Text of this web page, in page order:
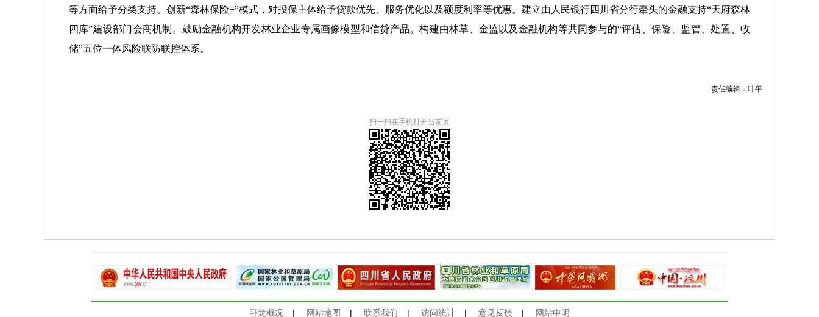
等方面给予分类支持。创新“森林保险+”模式，对投保主体给予贷款优先、服务优化以及额度利率等优惠。建立由人民银行四川省分行牵头的金融支持“天府森林
四库”建设部门会商机制。鼓励金融机构开发林业企业专属画像模型和信贷产品。构建由林草、金监以及金融机构等共同参与的“评估、保险、监管、处置、收
储”五位一体风险联防联控体系。
责任编辑：叶平
扫一扫在手机打开当前页
卧龙概况 | 网站地图 | 联系我们 | 访问统计 | 意见反馈 | 网站申明